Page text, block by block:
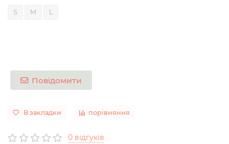
S M L
Повідомити
В закладки порівняння
0 відгуків